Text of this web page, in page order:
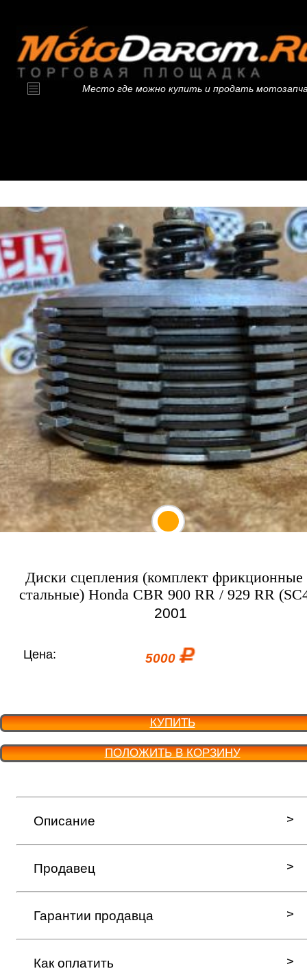
Место где можно купить и продать
Диски сцепления (комплект фрикционные
стальные) Honda CBR 900 RR / 929 RR
2001
Цена: 5000
КУПИТЬ
ПОЛОЖИТЬ В КОРЗИНУ
Описание
Продавец
Гарантии продавца
Как оплатить